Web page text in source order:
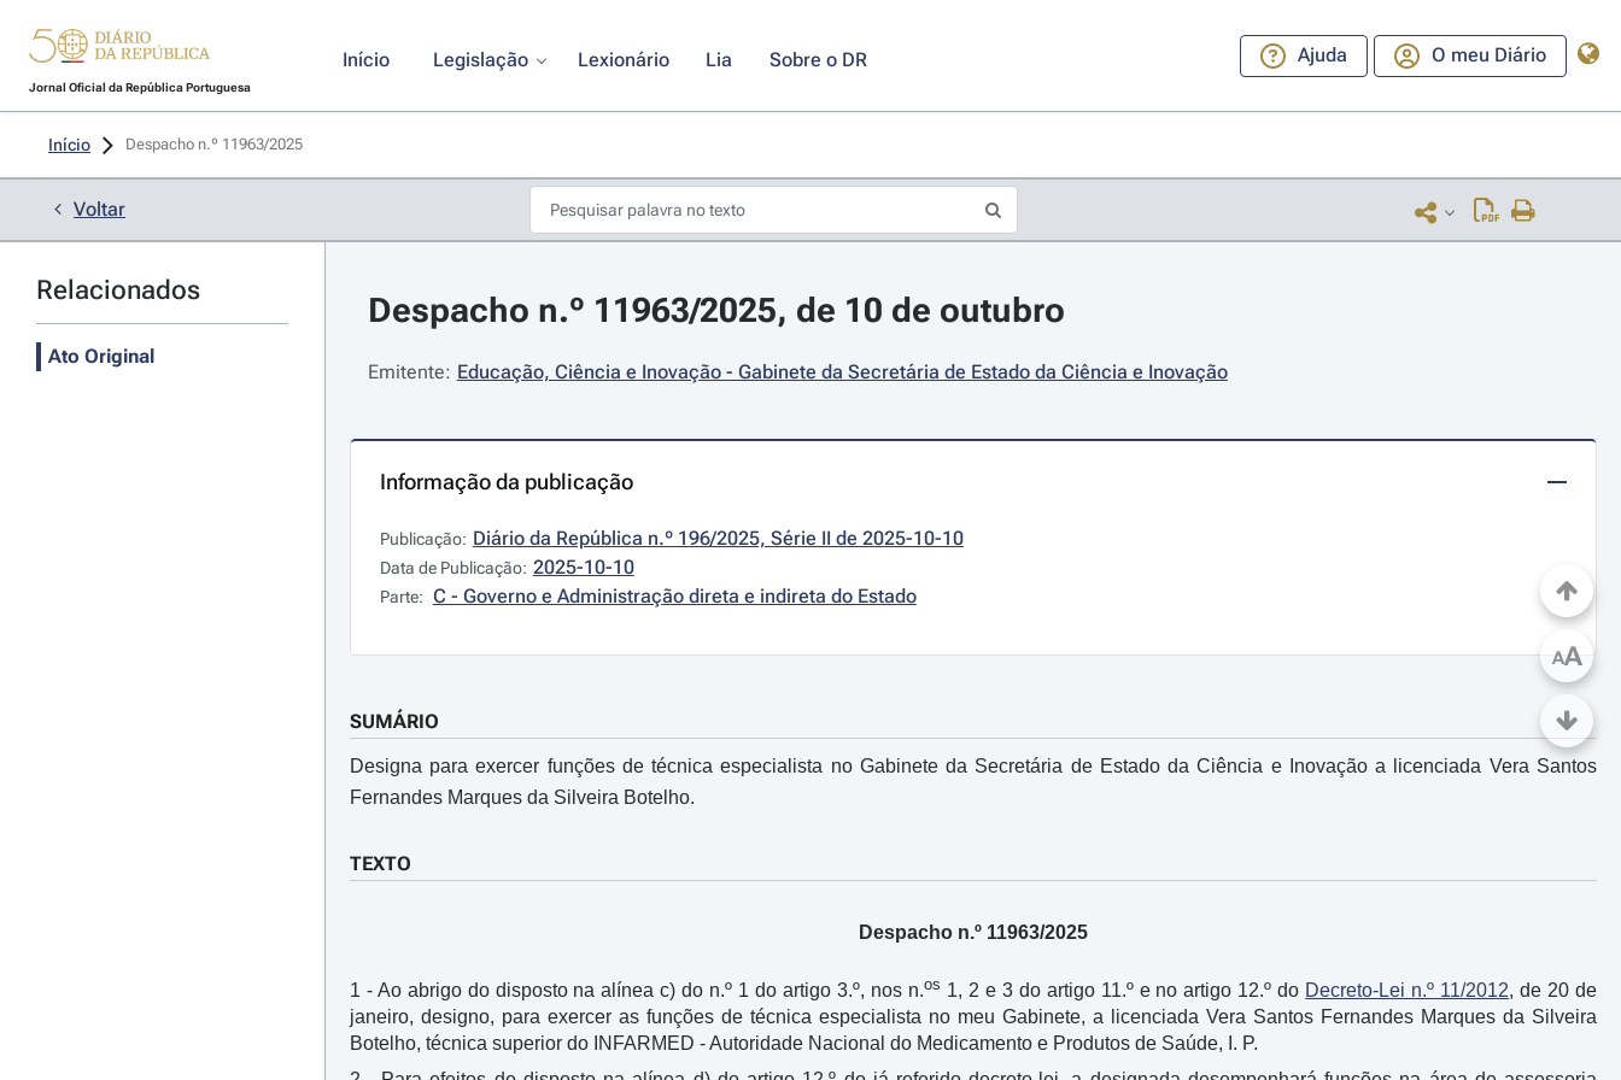
Jornal Oficial da República Portuguesa
Início Legislação Lexionário Lia Sobre o DR Ajuda O meu Diário
Início Despacho n.º 11963/2025
Voltar
Relacionados
Ato Original
Despacho n.º 11963/2025, de 10 de outubro
Emitente: Educação, Ciência e Inovação - Gabinete da Secretária de Estado da Ciência e Inovação
Informação da publicação
Publicação: Diário da República n.º 196/2025, Série II de 2025-10-10
Data de Publicação: 2025-10-10
Parte: C - Governo e Administração direta e indireta do Estado
SUMÁRIO
Designa para exercer funções de técnica especialista no Gabinete da Secretária de Estado da Ciência e Inovação a licenciada Vera Santos
Fernandes Marques da Silveira Botelho.
TEXTO
Despacho n.º 11963/2025
1 - Ao abrigo do disposto na alínea c) do n.º 1 do artigo 3.º, nos n.os 1, 2 e 3 do artigo 11.º e no artigo 12.º do Decreto-Lei n.º 11/2012, de 20 de
janeiro, designo, para exercer as funções de técnica especialista no meu Gabinete, a licenciada Vera Santos Fernandes Marques da Silveira
Botelho, técnica superior do INFARMED - Autoridade Nacional do Medicamento e Produtos de Saúde, I. P.
AA